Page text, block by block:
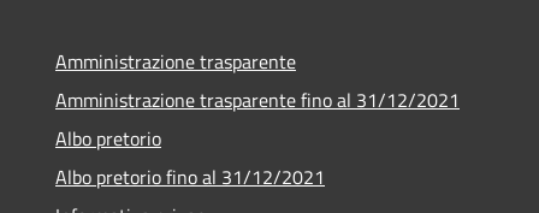
Amministrazione trasparente
Amministrazione trasparente fino al 31/12/2021
Albo pretorio
Albo pretorio fino al 31/12/2021